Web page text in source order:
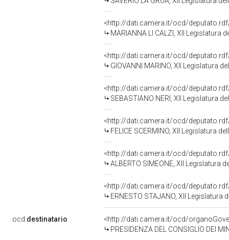
<http://dati.camera.it/ocd/
MARIANNA LI CALZI, XII Legislatura
<http://dati.camera.it/ocd/
GIOVANNI MARINO, XII Legislatura
<http://dati.camera.it/ocd/
SEBASTIANO NERI, XII Legislatura
<http://dati.camera.it/ocd/
FELICE SCERMINO, XII Legislatura
<http://dati.camera.it/ocd/
ALBERTO SIMEONE, XII Legislatura
<http://dati.camera.it/ocd/
ERNESTO STAJANO, XII Legislatura
ocd:destinatario
<http://dati.camera.it/ocd/
PRESIDENZA DEL CONSIGLIO DEI